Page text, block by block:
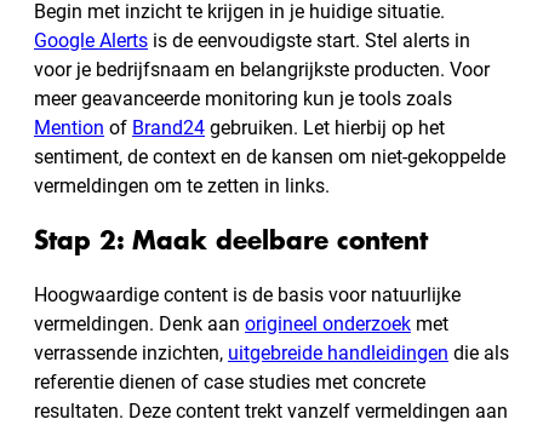
Begin met inzicht te krijgen in je huidige situatie.
Google Alerts is de eenvoudigste start. Stel alerts in
voor je bedrijfsnaam en belangrijkste producten. Voor
meer geavanceerde monitoring kun je tools zoals
Mention of Brand24 gebruiken. Let hierbij op het
sentiment, de context en de kansen om niet-gekoppelde
vermeldingen om te zetten in links.
Stap 2: Maak deelbare content
Hoogwaardige content is de basis voor natuurlijke
vermeldingen. Denk aan origineel onderzoek met
verrassende inzichten, uitgebreide handleidingen die als
referentie dienen of case studies met concrete
resultaten. Deze content trekt vanzelf vermeldingen aan